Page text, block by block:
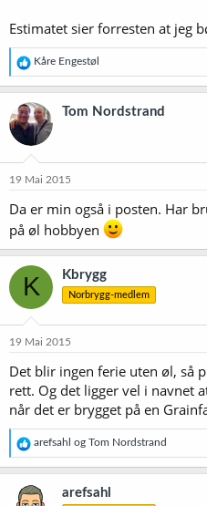
Estimatet sier forresten at jeg
R
e
a
k
s
o
e
:
Kåre Engestøl
Tom Nordstrand
19 Mai 2015
Da er min også i posten. Har
på øl hobbyen
K Kbrygg
Norbrygg-medlem
19 Mai 2015
Det blir ingen ferie uten øl, så
rett. Og det ligger vel i navnet
når det er brygget på en
R
e
a
k
s
arefsahl og Tom Nordstrand
arefsahl